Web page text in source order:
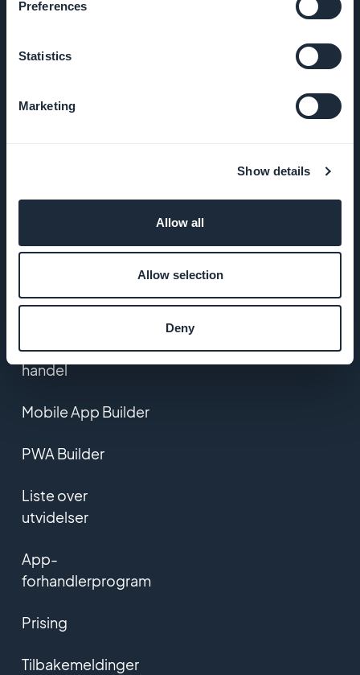
Preferences
Statistics
Marketing
Show details
Allow all
Allow selection
Deny
BETINGELSER
og GDPR
Kontakt oss
PRODUKT
Appbygger for e-
handel
Mobile App Builder
PWA Builder
Liste over
utvidelser
App-
forhandlerprogram
Prising
Tilbakemeldinger